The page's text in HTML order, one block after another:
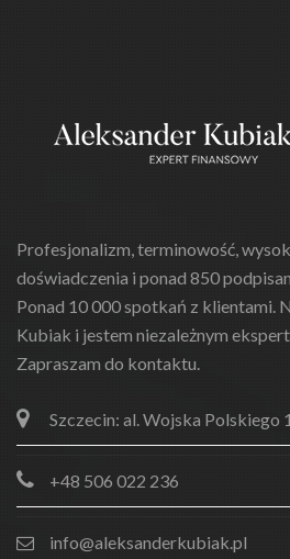
Profesjonalizm, terminowość,
doświadczenia i ponad 850
Ponad 10 000 spotkań z klientami.
Kubiak i jestem niezależnym
Zapraszam do kontaktu.
Szczecin: al. Wojska Polskiego
+48 506 022 236
info@aleksanderkubiak.pl